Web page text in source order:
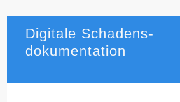
Digitale Schadens-
dokumentation